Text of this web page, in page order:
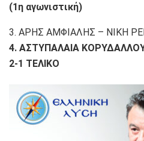
(1η αγωνιστική)
3. ΑΡΗΣ ΑΜΦΙΑΛΗΣ – ΝΙΚΗ
4. ΑΣΤΥΠΑΛΑΙΑ
2-1 ΤΕΛΙΚΟ